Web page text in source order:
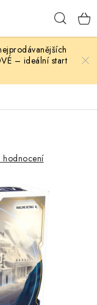
A JINÉ
– ideální start
hodnocení